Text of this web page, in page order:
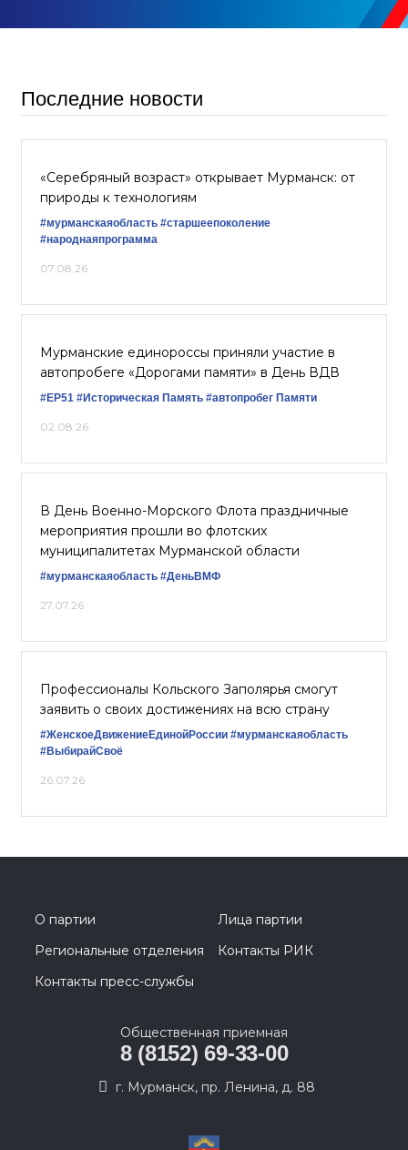
Последние новости
«Серебряный возраст» открывает Мурманск: от
природы к технологиям
#мурманскаяобласть #старшеепоколение
#народнаяпрограмма
07.08.26
Мурманские единороссы приняли участие в
автопробеге «Дорогами памяти» в День ВДВ
#ЕР51 #Историческая Память #автопробег Памяти
02.08.26
В День Военно-Морского Флота праздничные
мероприятия прошли во флотских
муниципалитетах Мурманской области
#мурманскаяобласть #ДеньВМФ
27.07.26
Профессионалы Кольского Заполярья смогут
заявить о своих достижениях на всю страну
#ЖенскоеДвижениеЕдинойРоссии #мурманскаяобласть
#ВыбирайСвоё
26.07.26
О партии
Лица партии
Региональные отделения
Контакты РИК
Контакты пресс-службы
Общественная приемная
8 (8152) 69-33-00
г. Мурманск, пр. Ленина, д. 88